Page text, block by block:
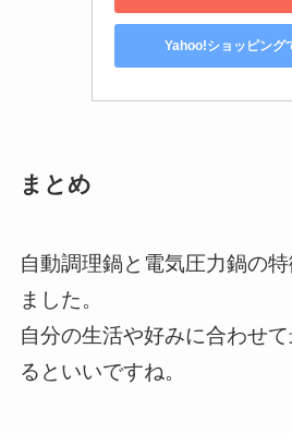
Yahoo!ショッピング
まとめ
自動調理鍋と電気圧力鍋の
ました。
自分の生活や好みに合わせ
るといいですね。